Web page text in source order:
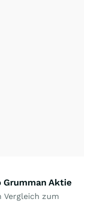
Grumman Aktie
Vergleich zum